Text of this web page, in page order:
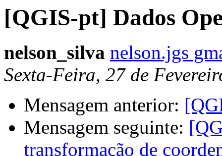
[QGIS-pt] Dados
nelson_silva nelson.jgs
Sexta-Feira, 27 de
Mensagem anterior:
Mensagem seguinte:
transformação de